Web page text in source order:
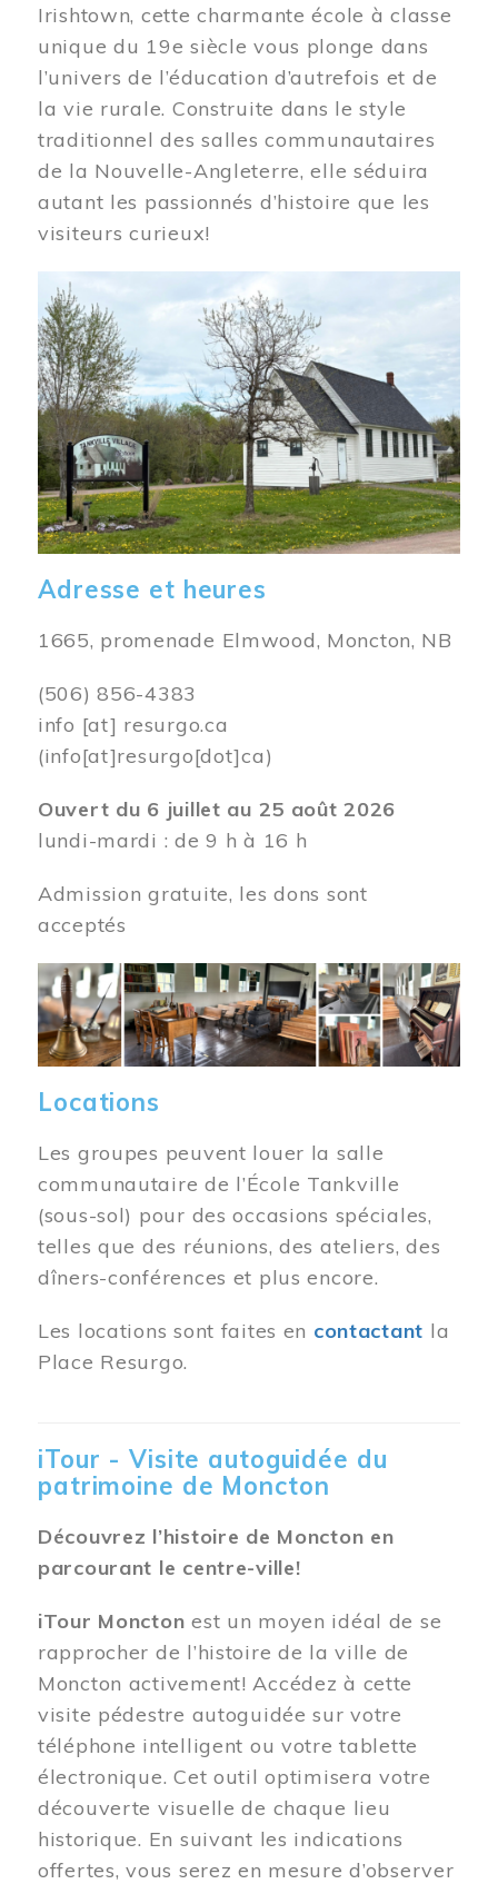
Irishtown, cette charmante école à classe
unique du 19e siècle vous plonge dans
l’univers de l’éducation d’autrefois et de
la vie rurale. Construite dans le style
traditionnel des salles communautaires
de la Nouvelle-Angleterre, elle séduira
autant les passionnés d’histoire que les
visiteurs curieux!
Image
Adresse et heures
1665, promenade Elmwood, Moncton, NB
(506) 856-4383
info [at] resurgo.ca
(info[at]resurgo[dot]ca)
Ouvert du 6 juillet au 25 août 2026
lundi-mardi : de 9 h à 16 h
Admission gratuite, les dons sont
acceptés
Image
Locations
Les groupes peuvent louer la salle
communautaire de l’École Tankville
(sous-sol) pour des occasions spéciales,
telles que des réunions, des ateliers, des
dîners-conférences et plus encore.
Les locations sont faites en contactant la
Place Resurgo.
iTour - Visite autoguidée du
patrimoine de Moncton
Découvrez l’histoire de Moncton en
parcourant le centre-ville!
iTour Moncton est un moyen idéal de se
rapprocher de l’histoire de la ville de
Moncton activement! Accédez à cette
visite pédestre autoguidée sur votre
téléphone intelligent ou votre tablette
électronique. Cet outil optimisera votre
découverte visuelle de chaque lieu
historique. En suivant les indications
offertes, vous serez en mesure d’observer